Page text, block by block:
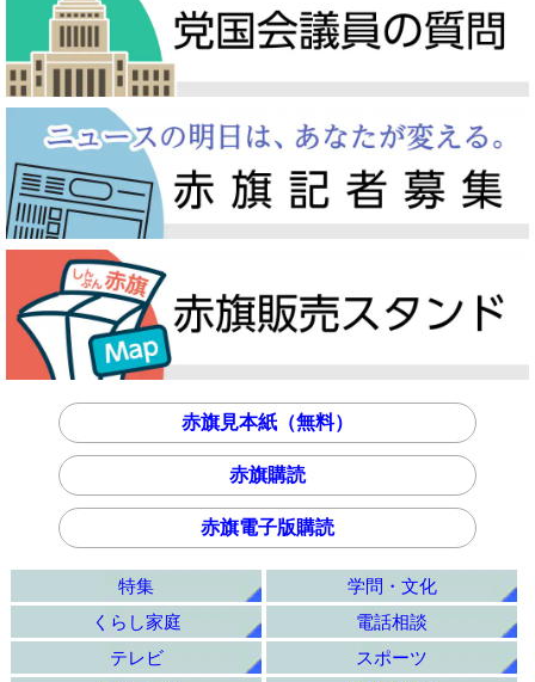
赤旗見本紙（無料）
赤旗購読
赤旗電子版購読
特集
学問・文化
くらし家庭
電話相談
テレビ
スポーツ